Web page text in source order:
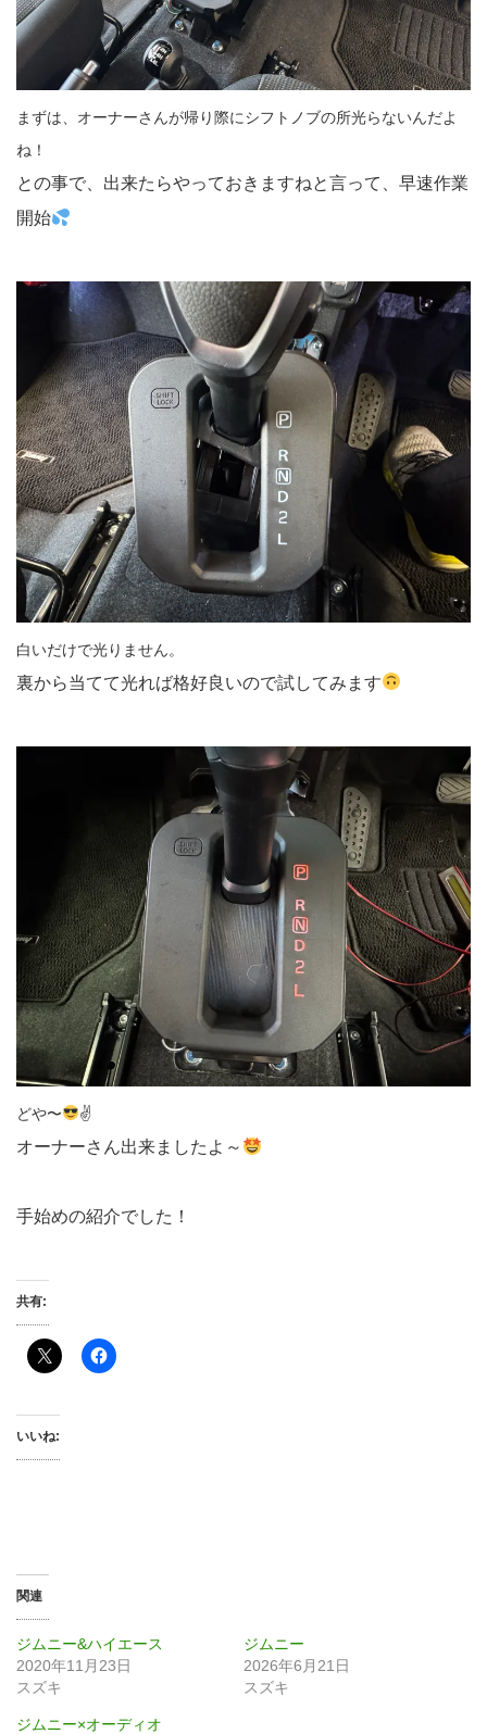
まずは、オーナーさんが帰り際にシフトノブの所光らないんだよ
ね！
との事で、出来たらやっておきますねと言って、早速作業
開始
白いだけで光りません。
裏から当てて光れば格好良いので試してみます
どや〜 ✌
オーナーさん出来ましたよ～
手始めの紹介でした！
共有:
いいね:
関連
ジムニー&ハイエース
2020年11月23日
スズキ
ジムニー
2026年6月21日
スズキ
ジムニー×オーディオ